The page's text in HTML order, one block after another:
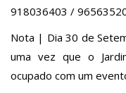
918036403 /
Nota | Dia 30 de
uma vez que o
ocupado com um